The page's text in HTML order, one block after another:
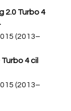
2.0 Turbo 4
(2013–
4 cil
(2013–